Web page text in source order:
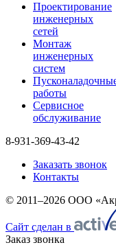
Проектирование
инженерных
сетей
Монтаж
инженерных
систем
работы
Сервисное
обслуживание
8-931-369-43-42
Заказать звонок
Контакты
© 2011–2026 ООО
Сайт сделан в
Заказ звонка